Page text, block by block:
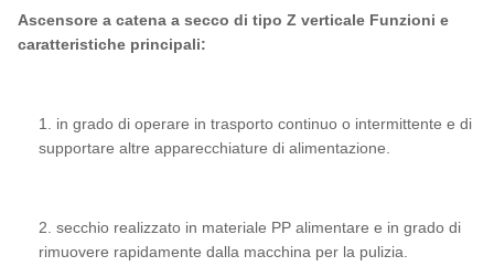
Ascensore a catena a secco di tipo Z verticale Funzioni e
caratteristiche principali:
1. in grado di operare in trasporto continuo o intermittente e di
supportare altre apparecchiature di alimentazione.
2. secchio realizzato in materiale PP alimentare e in grado di
rimuovere rapidamente dalla macchina per la pulizia.